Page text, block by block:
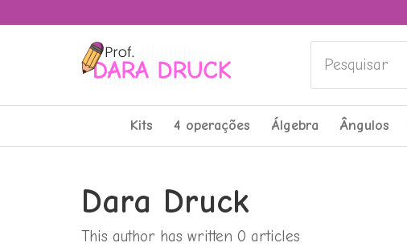
Kits 4 operações Álgebra Ângulos
Dara Druck
This author has written 0 articles